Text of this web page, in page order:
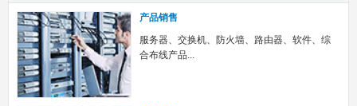
产品销售
服务器、交换机、防火墙、路由器、软件、综
合布线产品...